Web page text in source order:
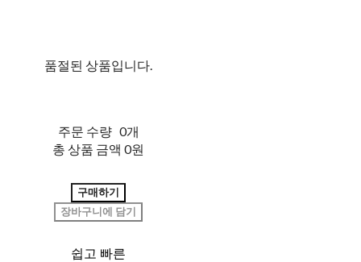
품절된 상품입니다.
주문 수량 0개
총 상품 금액 0원
구매하기
장바구니에 담기
쉽고 빠른